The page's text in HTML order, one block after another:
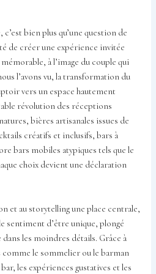
bien plus qu’une question de
de créer une expérience invitée
à l’image du couple qui
l’avons vu, la transformation du
vers un espace hautement
révolution des réceptions
bières artisanales issues de
créatifs et inclusifs, bars à
bars mobiles atypiques tels que le
choix devient une déclaration
et au storytelling une place centrale,
sentiment d’être unique, plongé
les moindres détails. Grâce à
le sommelier ou le barman
les expériences gustatives et les